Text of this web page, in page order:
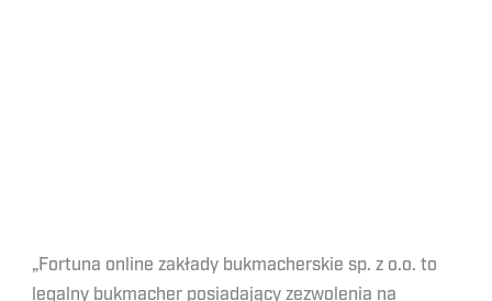
„Fortuna online zakłady bukmacherskie sp. z o.o. to
legalny bukmacher posiadający zezwolenia na